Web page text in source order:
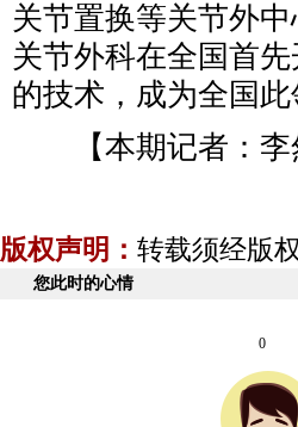
关节置换等关节外
关节外科在全国首
的技术，成为全国
【本期记者：李
版权声明： 转载须经版
您此时的心情
0